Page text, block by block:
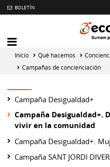
BOLETÍN
Intercambiador
del
menú
principal
Inicio Qué hacemos
Campañas de concienciación
Campaña Desigualdad+
Campaña Desigualdad+.
vivir en la comunidad
Campaña Desigualdad+.
Campaña SANT JORDI